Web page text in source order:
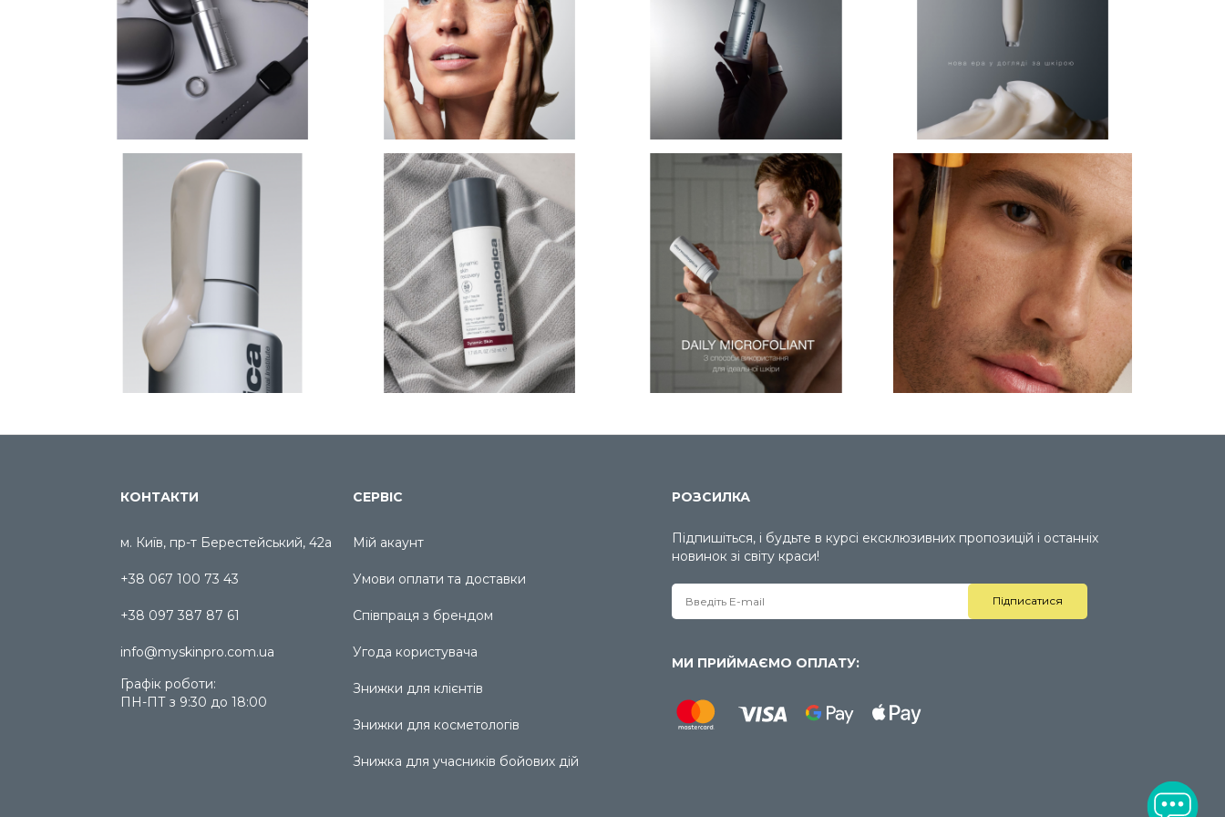
КОНТАКТИ
м. Київ, пр-т Берестейський, 42а
+38 067 100 73 43
+38 097 387 87 61
info@myskinpro.com.ua
Графік роботи:
ПН-ПТ з 9:30 до 18:00
СЕРВІС
Мій акаунт
Умови оплати та доставки
Співпраця з брендом
Угода користувача
Знижки для клієнтів
Знижки для косметологів
Знижка для учасників бойових дій
РОЗСИЛКА
Підпишіться, і будьте в курсі ексклюзивних пропозицій і останніх
новинок зі світу краси!
МИ ПРИЙМАЄМО ОПЛАТУ: